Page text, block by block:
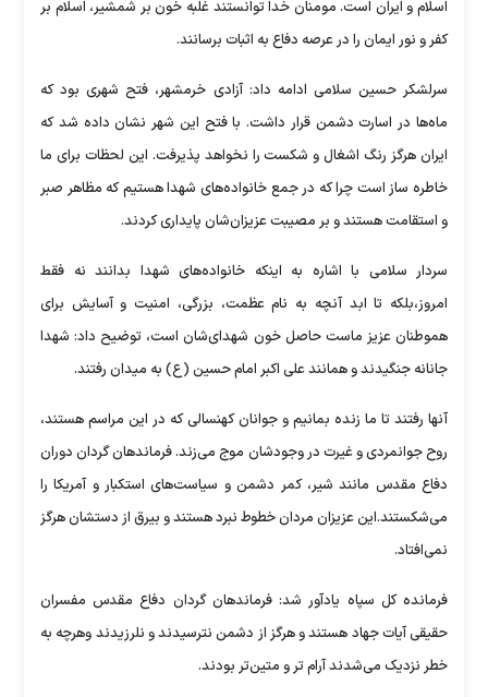
اسلام و ایران است. مومنان خدا توانستند غلبه خون بر شمشیر، اسلام بر
کفر و نور ایمان را در عرصه دفاع به اثبات برسانند.
سرلشکر حسین سلامی ادامه داد: آزادی خرمشهر، فتح شهری بود که
ماه‌ها در اسارت دشمن قرار داشت. با فتح این شهر نشان داده شد که
ایران هرگز رنگ اشغال و شکست را نخواهد پذیرفت. این لحظات برای ما
خاطره ساز است چرا که در جمع خانواده‌های شهدا هستیم که مظاهر صبر
و استقامت هستند و بر مصیبت عزیزان‌شان پایداری کردند.
سردار سلامی با اشاره به اینکه خانواده‌های شهدا بدانند نه فقط
امروز،بلکه تا ابد آنچه به نام عظمت، بزرگی، امنیت و آسایش برای
هموطنان عزیز ماست حاصل خون شهدای‌شان است، توضیح داد: شهدا
جانانه جنگیدند و همانند علی اکبر امام حسین (ع) به میدان رفتند.
آنها رفتند تا ما زنده بمانیم و جوانان کهنسالی که در این مراسم هستند،
روح جوانمردی و غیرت در وجودشان موج می‌زند. فرماندهان گردان دوران
دفاع مقدس مانند شیر، کمر دشمن و سیاست‌های استکبار و آمریکا را
می‌شکستند.این عزیزان مردان خطوط نبرد هستند و بیرق از دستشان هرگز
نمی‌افتاد.
فرمانده کل سپاه یادآور شد: فرماندهان گردان دفاع مقدس مفسران
حقیقی آیات جهاد هستند و هرگز از دشمن نترسیدند و نلرزیدند وهرچه به
خطر نزدیک می‌شدند آرام تر و متین‌تر بودند.